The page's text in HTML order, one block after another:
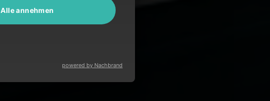
Alle annehmen
powered by Nachbrand